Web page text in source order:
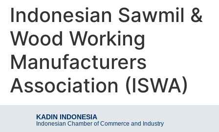
Indonesian Sawmil &
Wood Working
Manufacturers
Association (ISWA)
KADIN INDONESIA
Indonesian Chamber of Commerce and Industry